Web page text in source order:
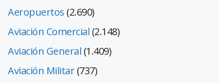
Aeropuertos (2.690)
Aviación Comercial (2.148)
Aviación General (1.409)
Aviación Militar(737)